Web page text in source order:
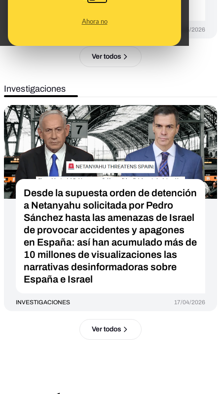
Ahora no
guardias civiles en Huelva
14/05/2026
Ver todos
Investigaciones
Desde la supuesta orden de detención
a Netanyahu solicitada por Pedro
Sánchez hasta las amenazas de Israel
de provocar accidentes y apagones
en España: así han acumulado más de
10 millones de visualizaciones las
narrativas desinformadoras sobre
España e Israel
INVESTIGACIONES 17/04/2026
Ver todos